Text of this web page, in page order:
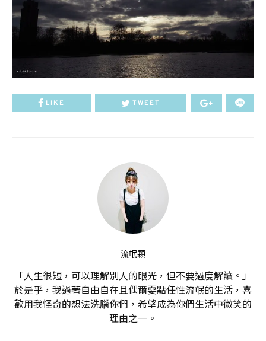
LIKE TWEET
流氓顆
「人生很短，可以理解別人的眼光，但不要過度解讀。」
於是乎，我過著自由自在且偶爾耍點任性流氓的生活，喜
歡用我怪奇的想法洗腦你們，希望成為你們生活中微笑的
理由之一。